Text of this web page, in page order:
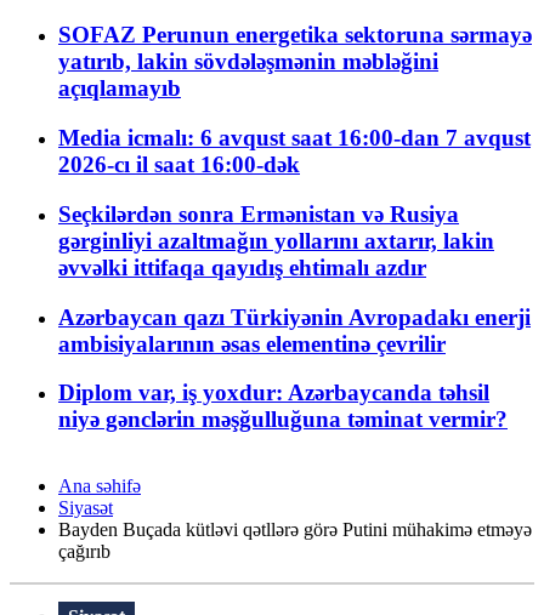
SOFAZ Perunun energetika sektoruna sərmayə
yatırıb, lakin sövdələşmənin məbləğini
açıqlamayıb
Media icmalı: 6 avqust saat 16:00-dan 7 avqust
2026-cı il saat 16:00-dək
Seçkilərdən sonra Ermənistan və Rusiya
gərginliyi azaltmağın yollarını axtarır, lakin
əvvəlki ittifaqa qayıdış ehtimalı azdır
Azərbaycan qazı Türkiyənin Avropadakı enerji
ambisiyalarının əsas elementinə çevrilir
Diplom var, iş yoxdur: Azərbaycanda təhsil
niyə gənclərin məşğulluğuna təminat vermir?
Ana səhifə
Siyasət
Bayden Buçada kütləvi qətllərə görə Putini mühakimə etməyə
çağırıb